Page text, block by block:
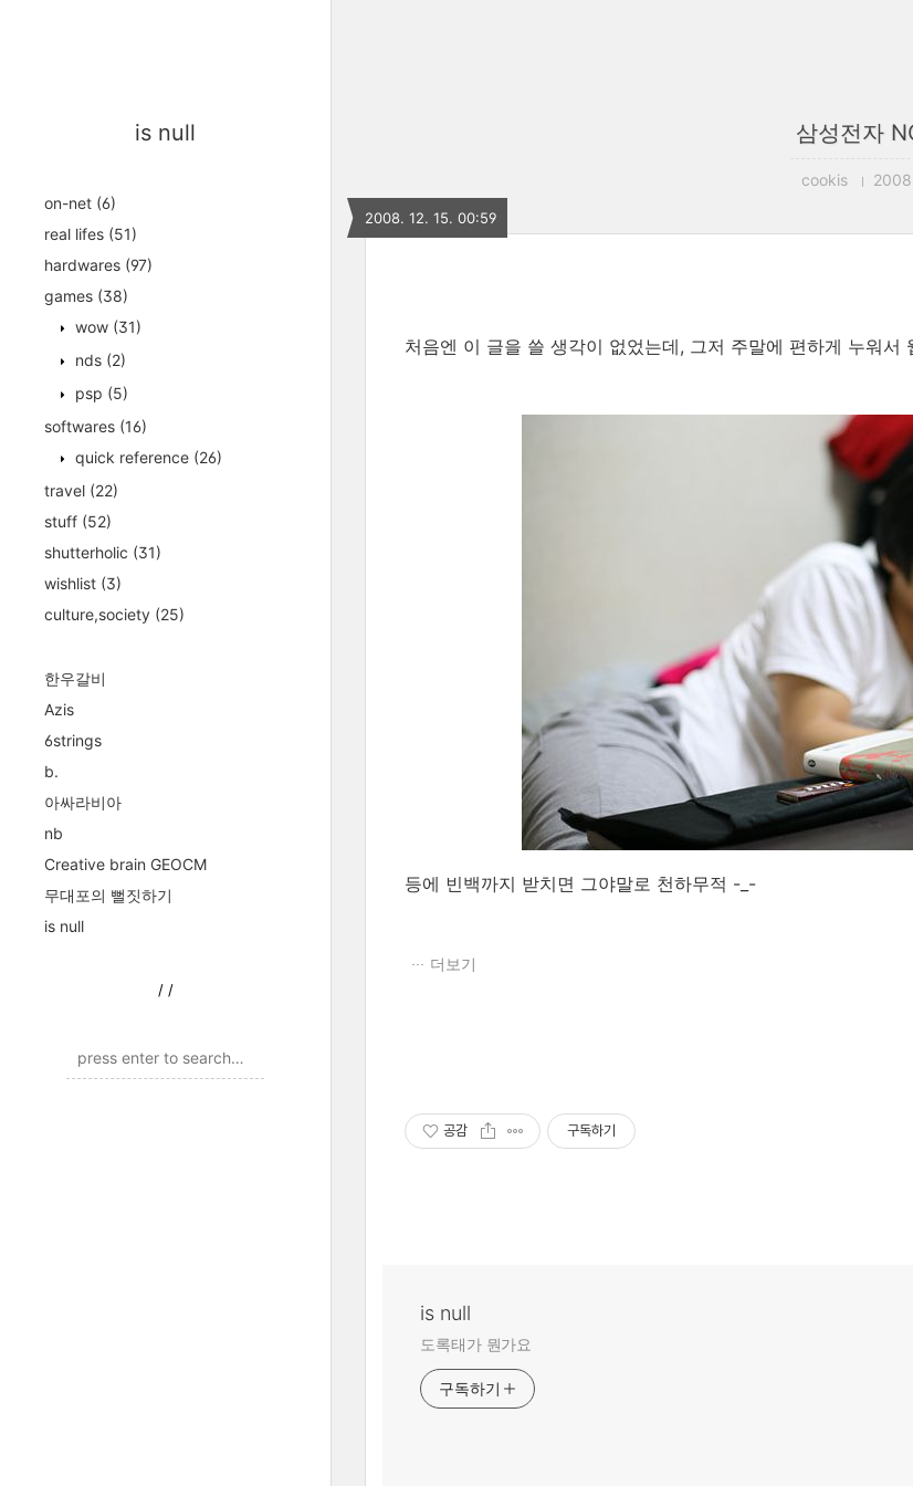
is null
on-net (6)
real lifes (51)
hardwares (97)
games (38)
wow (31)
nds (2)
psp (5)
softwares (16)
quick reference (26)
travel (22)
stuff (52)
shutterholic (31)
wishlist (3)
culture,society (25)
한우갈비
Azis
6strings
b.
아싸라비아
nb
Creative brain GEOCM
무대포의 뻘짓하기
is null
/ /
삼성전자
cookis
2008. 12. 15. 00:59
처음엔 이 글을 쓸 생각이 없었는데, 그저 주말에 편하게 누워
등에 빈백까지 받치면 그야말로 천하무적 -_-
더보기
공감 구독하기
is null
도록태가 뭔가요
구독하기